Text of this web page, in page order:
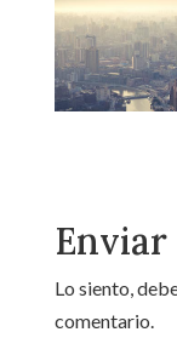
Lo siento,
comentario.